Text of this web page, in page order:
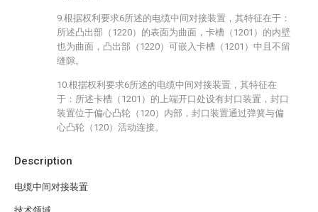
Description
电缆中间对接装置
9.根据权利要求6所述的电缆中间对接装置，其特征在于：
所述凸出部（1220）的表面为曲面，卡槽（1201）的内壁
也为曲面，凸出部（1220）可嵌入卡槽（1201）中且不留
缝隙。
10.根据权利要求6所述的电缆中间对接装置，其特征在
于：所述卡槽（1201）的上端开口处设有封口装置，封口
装置位于偏心凸轮（120）内部，封口装置通过弹簧与偏
心凸轮（120）活动连接。